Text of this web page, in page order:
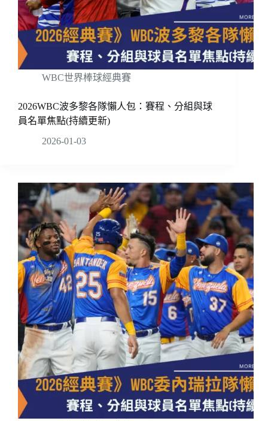
WBC世界棒球經典賽
2026WBC波多黎各隊懶人包：賽程、分組與球
員名單焦點(持續更新)
2026-01-03